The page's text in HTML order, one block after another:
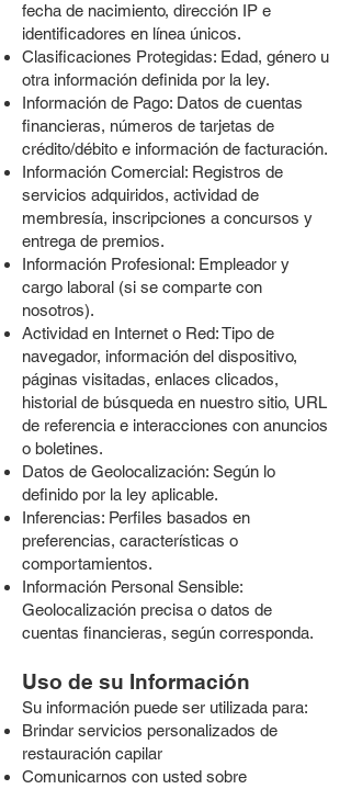
fecha de nacimiento, dirección IP e
identificadores en línea únicos.
Clasificaciones Protegidas: Edad, género u
otra información definida por la ley.
Información de Pago: Datos de cuentas
financieras, números de tarjetas de
crédito/débito e información de facturación.
Información Comercial: Registros de
servicios adquiridos, actividad de
membresía, inscripciones a concursos y
entrega de premios.
Información Profesional: Empleador y
cargo laboral (si se comparte con
nosotros).
Actividad en Internet o Red: Tipo de
navegador, información del dispositivo,
páginas visitadas, enlaces clicados,
historial de búsqueda en nuestro sitio, URL
de referencia e interacciones con anuncios
o boletines.
Datos de Geolocalización: Según lo
definido por la ley aplicable.
Inferencias: Perfiles basados en
preferencias, características o
comportamientos.
Información Personal Sensible:
Geolocalización precisa o datos de
cuentas financieras, según corresponda.
Uso de su Información
Su información puede ser utilizada para:
Brindar servicios personalizados de
restauración capilar
Comunicarnos con usted sobre